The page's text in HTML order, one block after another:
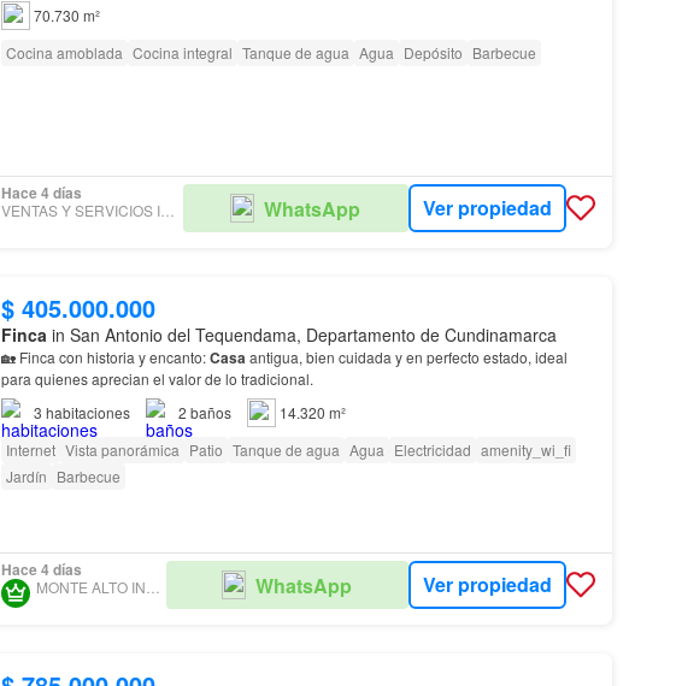
70.730 m²
Cocina amoblada Cocina integral Tanque de agua Agua Depósito Barbecue
Hace 4 días
VENTAS Y SERVICIOS INMOBILIARIOS WhatsApp Ver propiedad
$ 405.000.000
Finca in San Antonio del Tequendama, Departamento de Cundinamarca
🏡 Finca con historia y encanto:Casaantigua, bien cuidada y en perfecto estado, ideal
para quienes aprecian el valor de lo tradicional.
3 habitaciones 2 baños
14.320 m²
Internet Vista panorámica Patio Tanque de agua Agua Electricidad amenity_wi_fi
Jardín Barbecue
Hace 4 días
WhatsApp Ver propiedad